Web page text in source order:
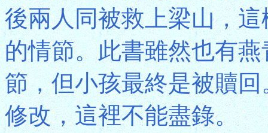
後兩人同被救上梁山，
的情節。此書雖然也有
節，但小孩最終是被贖
修改，這裡不能盡錄。